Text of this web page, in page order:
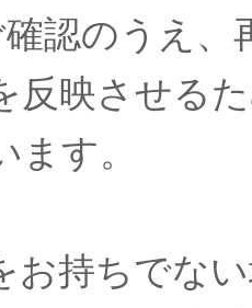
認のうえ
反映させる
す。
お持ちでな